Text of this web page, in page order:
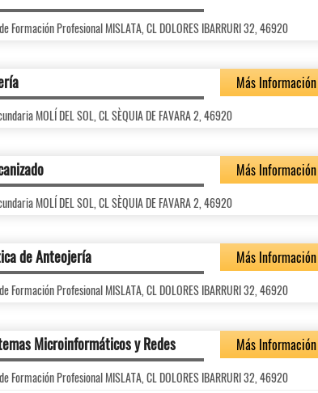
Formación Profesional MISLATA, CL DOLORES IBARRURI 32, 46920
Más Información
MOLÍ DEL SOL, CL SÈQUIA DE FAVARA 2, 46920
Más Información
MOLÍ DEL SOL, CL SÈQUIA DE FAVARA 2, 46920
de Anteojería Más Información
Formación Profesional MISLATA, CL DOLORES IBARRURI 32, 46920
Microinformáticos y Redes Más Información
Formación Profesional MISLATA, CL DOLORES IBARRURI 32, 46920